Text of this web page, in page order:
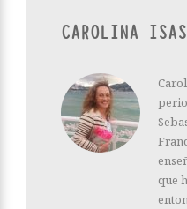
CAROLINA
que